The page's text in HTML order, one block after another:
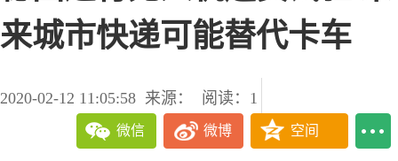
来城市快递可能替代卡车
2020-02-12 11:05:58 来源： 阅读：1
微信 微博 空间